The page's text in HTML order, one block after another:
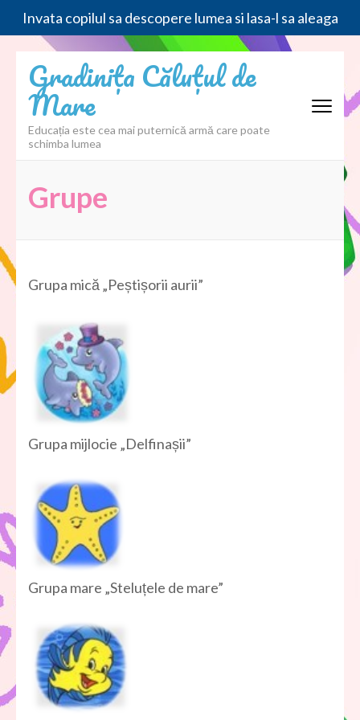
Invata copilul sa descopere lumea si lasa-l sa aleaga
conținut
(apasă
Enter)
Gradinița Căluțul de
Mare
Educația este cea mai puternică armă care poate
schimba lumea
Grupe
Grupa mică „Peștișorii aurii”
Grupa mijlocie „Delfinașii”
Grupa mare „Steluțele de mare”